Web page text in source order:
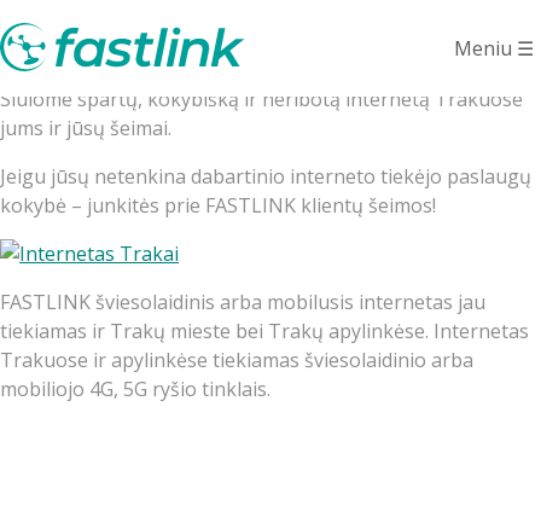
Meniu ☰
Internetas Trakuose
Siūlome spartų, kokybišką ir neribotą internetą Trakuose
jums ir jūsų šeimai.
Jeigu jūsų netenkina dabartinio interneto tiekėjo paslaugų
kokybė – junkitės prie FASTLINK klientų šeimos!
FASTLINK šviesolaidinis arba mobilusis internetas jau
tiekiamas ir Trakų mieste bei Trakų apylinkėse. Internetas
Trakuose ir apylinkėse tiekiamas šviesolaidinio arba
mobiliojo 4G, 5G ryšio tinklais.